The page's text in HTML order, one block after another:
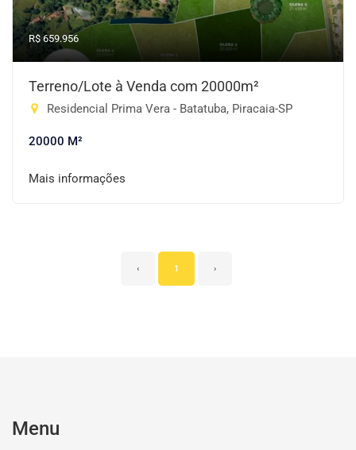
R$ 659.956
Terreno/Lote à Venda com 20000m²
Residencial Prima Vera - Batatuba, Piracaia-SP
20000 M²
Mais informações
‹ 1 ›
Menu